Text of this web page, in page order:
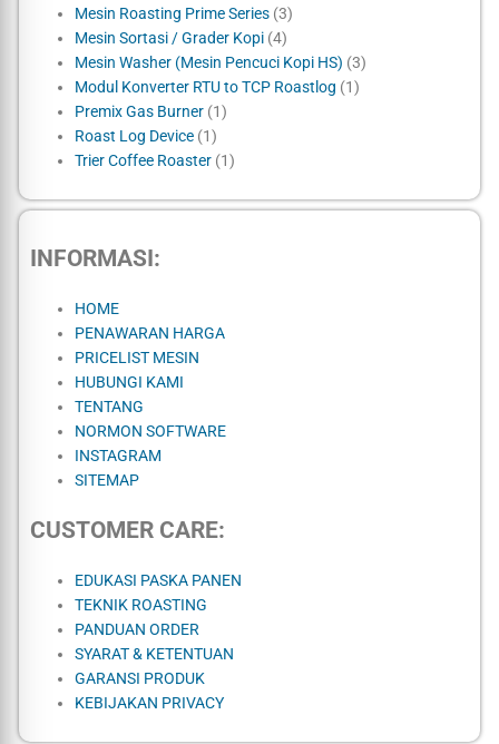
Mesin Roasting Prime Series (3)
Mesin Sortasi / Grader Kopi (4)
Mesin Washer (Mesin Pencuci Kopi HS) (3)
Modul Konverter RTU to TCP Roastlog (1)
Premix Gas Burner (1)
Roast Log Device (1)
Trier Coffee Roaster (1)
INFORMASI:
HOME
PENAWARAN HARGA
PRICELIST MESIN
HUBUNGI KAMI
TENTANG
NORMON SOFTWARE
INSTAGRAM
SITEMAP
CUSTOMER CARE:
EDUKASI PASKA PANEN
TEKNIK ROASTING
PANDUAN ORDER
SYARAT & KETENTUAN
GARANSI PRODUK
KEBIJAKAN PRIVACY